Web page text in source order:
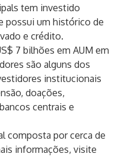
tem investido
possui um histórico de
e crédito.
7 bilhões em AUM em
são alguns dos
institucionais
doações,
centrais e
composta por cerca de
informações, visite